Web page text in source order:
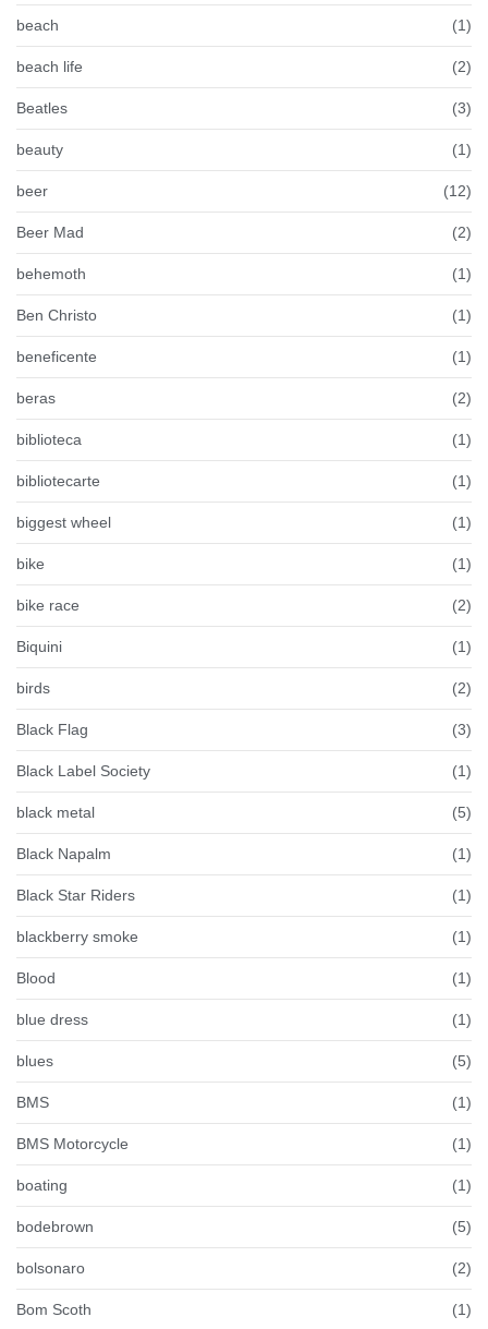
beach (1)
beach life (2)
Beatles (3)
beauty (1)
beer (12)
Beer Mad (2)
behemoth (1)
Ben Christo (1)
beneficente (1)
beras (2)
biblioteca (1)
bibliotecarte (1)
biggest wheel (1)
bike (1)
bike race (2)
Biquini (1)
birds (2)
Black Flag (3)
Black Label Society (1)
black metal (5)
Black Napalm (1)
Black Star Riders (1)
blackberry smoke (1)
Blood (1)
blue dress (1)
blues (5)
BMS (1)
BMS Motorcycle (1)
boating (1)
bodebrown (5)
bolsonaro (2)
Bom Scoth (1)